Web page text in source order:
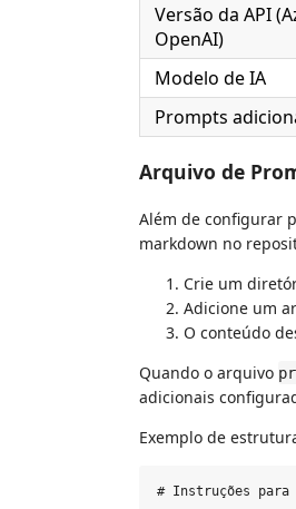
Versão da API
OpenAI)
Modelo de IA
Prompts
Arquivo de
Além de configurar
markdown no
Crie um
Adicione um
O conteúdo
Quando o arquivo
adicionais
Exemplo de
# Instruções para